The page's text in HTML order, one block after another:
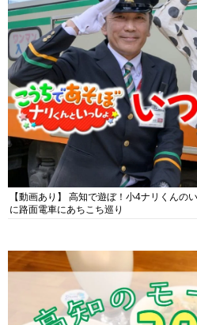
【動画あり】 高知で遊ぼ！小4ナリくんの
に路面電車にあちこち巡り